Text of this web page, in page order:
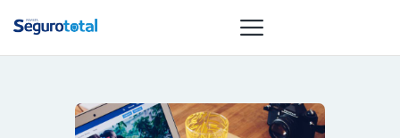
NOTÍCIAS